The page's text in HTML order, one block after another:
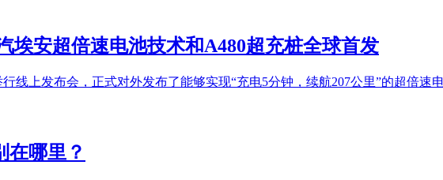
埃安超倍速电池技术和A480超充桩全球首发
线上发布会，正式对外发布了能够实现“充电5分钟，续航207公里”的超倍速
在哪里？